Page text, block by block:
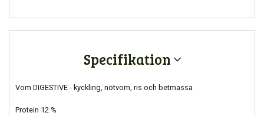
Specifikation
Vom DIGESTIVE - kyckling, nötvom, ris och betmassa
Protein 12 %